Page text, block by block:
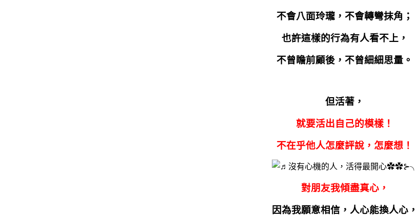
不會八面玲瓏，不會轉彎抹角；
也許這樣的行為有人看不上，
不曾瞻前顧後，不曾細細思量。
但活著，
就要活出自己的模樣！
不在乎他人怎麼評說，怎麼想！
對朋友我傾盡真心，
因為我願意相信，人心能換人心，